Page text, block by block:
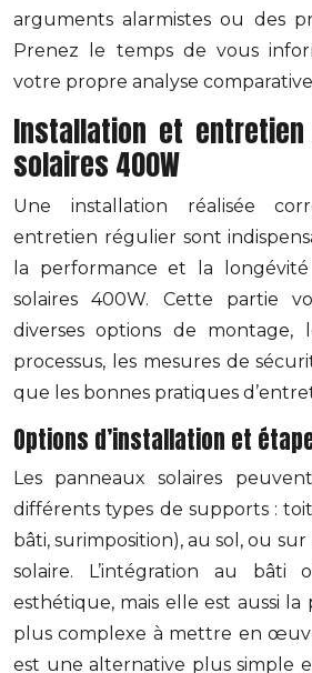
arguments alarmistes ou des
Prenez le temps de vous
votre propre analyse
Installation et entretien
solaires 400W
Une installation réalisée
entretien régulier sont
la performance et la
solaires 400W. Cette partie
diverses options de montage,
processus, les mesures de
que les bonnes pratiques
Options d’installation et
Les panneaux solaires
différents types de supports :
bâti, surimposition), au sol, ou
solaire. L’intégration au bâti
esthétique, mais elle est aussi
plus complexe à mettre en
est une alternative plus simple